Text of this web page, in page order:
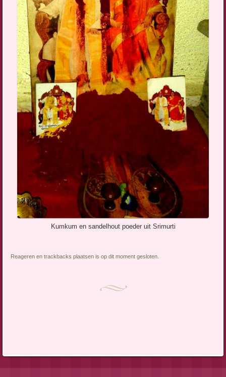
Kumkum en sandelhout poeder uit Srimurti
Reageren en trackbacks plaatsen is op dit moment gesloten.